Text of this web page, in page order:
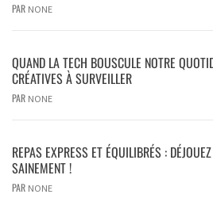
PAR NONE
QUAND LA TECH BOUSCULE NOTRE
CRÉATIVES À SURVEILLER
PAR NONE
REPAS EXPRESS ET ÉQUILIBRÉS :
SAINEMENT !
PAR NONE